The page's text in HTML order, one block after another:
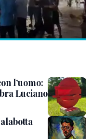
l’uomo:
Luciano